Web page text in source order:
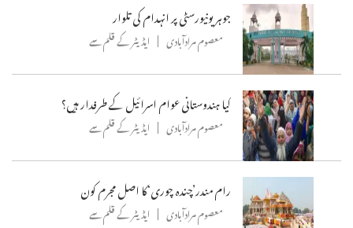
جوہر یونیورسٹی پر انہدام کی تلوار
معصوم مرادآبادی ایڈیٹر کے قلم سے
کیا ہندوستانی عوام اسرائیل کے طرفدار ہیں؟
معصوم مرادآبادی ایڈیٹر کے قلم سے
رام مندر’چندہ چوری‘کا اصل مجرم کون
معصوم مرادآبادی ایڈیٹر کے قلم سے